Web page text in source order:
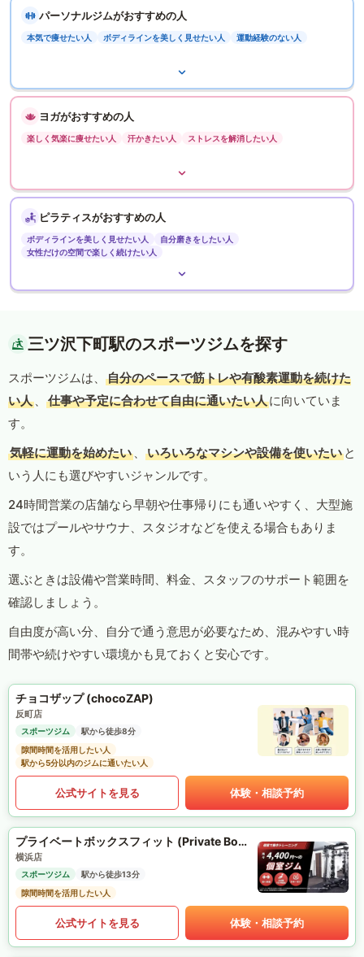
パーソナルジムがおすすめの人
本気で痩せたい人 ボディラインを美しく見せたい人 運動経験のない人
ヨガがおすすめの人
楽しく気楽に痩せたい人 汗かきたい人 ストレスを解消したい人
ピラティスがおすすめの人
ボディラインを美しく見せたい人
自分磨きをしたい人
女性だけの空間で楽しく続けたい人
三ツ沢下町駅のスポーツジムを探す
スポーツジムは、
自分のペースで筋トレや有酸素運動を続けた
い人 、 仕事や予定に合わせて自由に通いたい人に向いていま
す。
気軽に運動を始めたい 、 いろいろなマシンや設備を使いたい と
いう人にも選びやすいジャンルです。
24時間営業の店舗なら早朝や仕事帰りにも通いやすく、大型施
設ではプールやサウナ、スタジオなどを使える場合もありま
す。
選ぶときは設備や営業時間、料金、スタッフのサポート範囲を
確認しましょう。
自由度が高い分、自分で通う意思が必要なため、混みやすい時
間帯や続けやすい環境かも見ておくと安心です。
チョコザップ (chocoZAP)
反町店
スポーツジム
駅から徒歩8分
隙間時間を活用したい人
駅から5分以内のジムに通いたい人
公式サイトを見る 体験・相談予約
プライベートボックスフィット (Private Box Fit)
横浜店
スポーツジム
駅から徒歩13分
隙間時間を活用したい人
公式サイトを見る 体験・相談予約